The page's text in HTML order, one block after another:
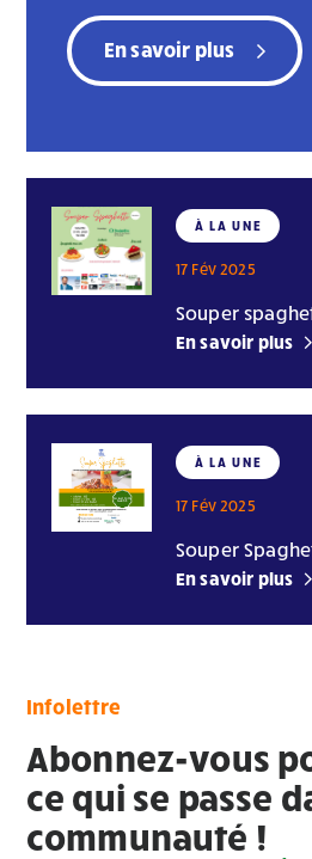
À LA UNE
17 Fév 2025
Souper
En savoir plus
À LA UNE
17 Fév 2025
Souper
En savoir plus
En savoir plus
Infolettre
Abonnez-vous
ce qui se passe
communauté !